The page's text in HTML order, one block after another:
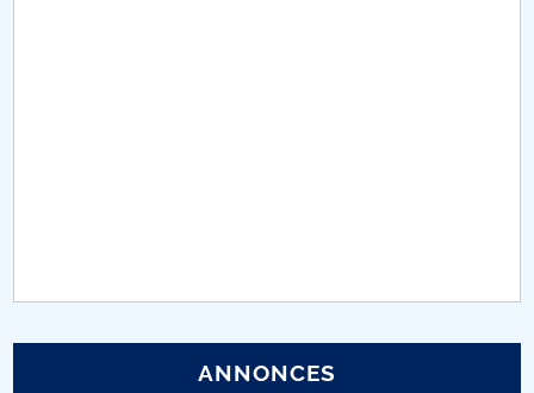
Relations InternationalesANNONCES